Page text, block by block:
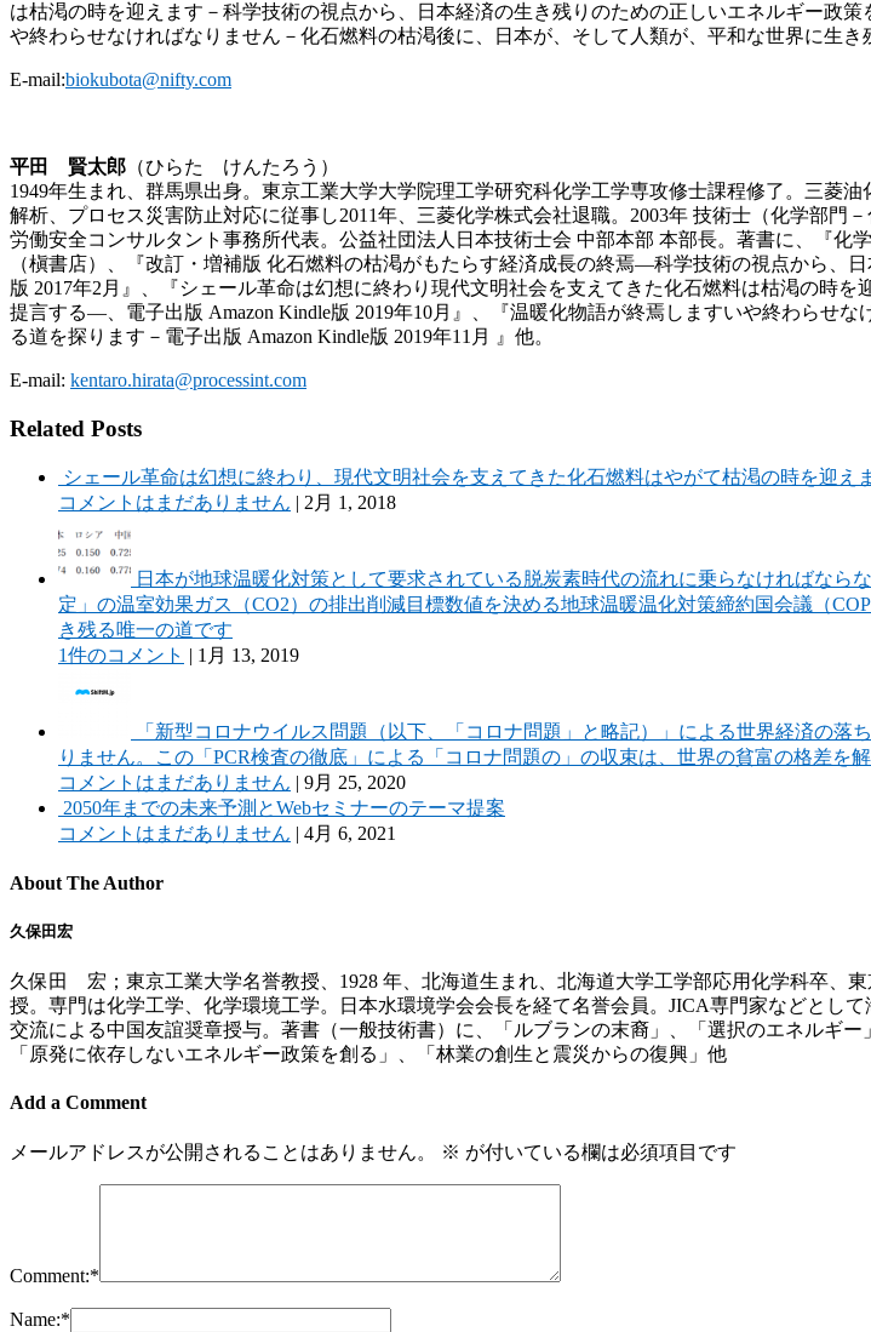
は枯渇の時を迎えます－科学技術の視点から、日本経済の生き残りのための正しいエネルギー政
や終わらせなければなりません－化石燃料の枯渇後に、日本が、そして人類が、平和な世界に生き
E-mail:biokubota@nifty.com
平田 賢太郎 （ひらた けんたろう）
1949年生まれ、群馬県出身。東京工業大学大学院理工学研究科化学工学専攻修士課程修了。三菱
解析、プロセス災害防止対応に従事し2011年、三菱化学株式会社退職。2003年 技術士（化学部門
労働安全コンサルタント事務所代表。公益社団法人日本技術士会 中部本部 本部長。著書に、『化
（槇書店）、『改訂・増補版 化石燃料の枯渇がもたらす経済成長の終焉—科学技術の視点から、
版 2017年2月』、『シェール革命は幻想に終わり現代文明社会を支えてきた化石燃料は枯渇の時
提言する―、電子出版 Amazon Kindle版 2019年10月』、『温暖化物語が終焉しますいや終わらせ
る道を探ります－電子出版 Amazon Kindle版 2019年11月 』他。
E-mail: kentaro.hirata@processint.com
Related Posts
シェール革命は幻想に終わり、現代文明社会を支えてきた化石燃料はやがて枯渇の時を迎
コメントはまだありません | 2月 1, 2018
日本が地球温暖化対策として要求されている脱炭素時代の流れに乗らなければな
定」の温室効果ガス（CO2）の排出削減目標数値を決める地球温暖温化対策締約国会議（
き残る唯一の道です
1件のコメント | 1月 13, 2019
「新型コロナウイルス問題（以下、「コロナ問題」と略記）」による世界経済の
りません。この「PCR検査の徹底」による「コロナ問題の」の収束は、世界の貧富の格差を
コメントはまだありません | 9月 25, 2020
2050年までの未来予測とWebセミナーのテーマ提案
コメントはまだありません | 4月 6, 2021
About The Author
久保田宏
久保田 宏；東京工業大学名誉教授、1928 年、北海道生まれ、北海道大学工学部応用化学科卒、
授。専門は化学工学、化学環境工学。日本水環境学会会長を経て名誉会員。JICA専門家などとし
交流による中国友誼奨章授与。著書（一般技術書）に、「ルブランの末裔」、「選択のエネルギ
「原発に依存しないエネルギー政策を創る」、「林業の創生と震災からの復興」他
Add a Comment
メールアドレスが公開されることはありません。 ※ が付いている欄は必須項目です
Comment:*
Name:*